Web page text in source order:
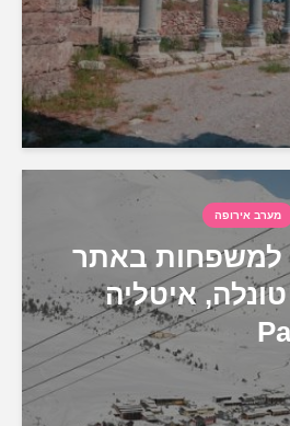
מערב אירופה
למשפחות באתר
איטליה